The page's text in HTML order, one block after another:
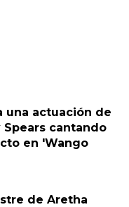
una actuación de
Spears cantando
en 'Wango
de Aretha